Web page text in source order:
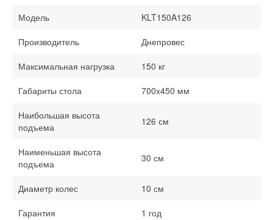
Модель
KLT150A126
Производитель
Днепровес
Максимальная нагрузка
150 кг
Габариты стола
700х450 мм
Наибольшая высота
подъема
126 см
Наименьшая высота
подъема
30 см
Диаметр колес
10 см
Гарантия
1 год